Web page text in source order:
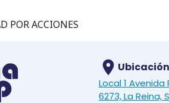
POR ACCIONES
Ubicación
Local 1
6273, La Reina,